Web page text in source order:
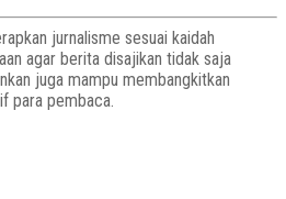
jurnalisme sesuai kaidah
agar berita disajikan tidak saja
juga mampu membangkitkan
para pembaca.